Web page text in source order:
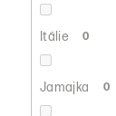
Itálie 0
Jamajka 0